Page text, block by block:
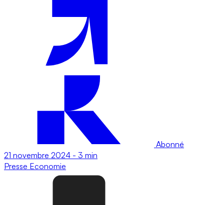
Abonné
21 novembre 2024 - 3 min
Presse Economie